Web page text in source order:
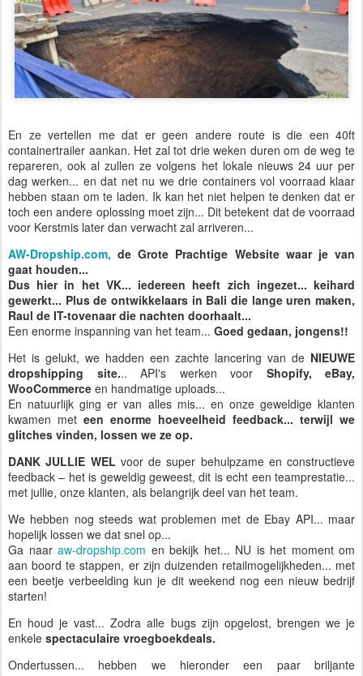
En ze vertellen me dat er geen andere route is die een 40ft
containertrailer aankan. Het zal tot drie weken duren om de weg te
repareren, ook al zullen ze volgens het lokale nieuws 24 uur per
dag werken... en dat net nu we drie containers vol voorraad klaar
hebben staan om te laden. Ik kan het niet helpen te denken dat er
toch een andere oplossing moet zijn... Dit betekent dat de voorraad
voor Kerstmis later dan verwacht zal arriveren...
AW-Dropship.com, de Grote Prachtige Website waar je van
gaat houden...
Dus hier in het VK... iedereen heeft zich ingezet... keihard
gewerkt... Plus de ontwikkelaars in Bali die lange uren maken,
Raul de IT-tovenaar die nachten doorhaalt...
Een enorme inspanning van het team... Goed gedaan, jongens!!
Het is gelukt, we hadden een zachte lancering van de NIEUWE
dropshipping site... API's werken voor Shopify, eBay,
WooCommerce en handmatige uploads...
En natuurlijk ging er van alles mis... en onze geweldige klanten
kwamen met een enorme hoeveelheid feedback... terwijl we
glitches vinden, lossen we ze op.
DANK JULLIE WEL voor de super behulpzame en constructieve
feedback – het is geweldig geweest, dit is echt een teamprestatie...
met jullie, onze klanten, als belangrijk deel van het team.
We hebben nog steeds wat problemen met de Ebay API... maar
hopelijk lossen we dat snel op...
Ga naar aw-dropship.com en bekijk het... NU is het moment om
aan boord te stappen, er zijn duizenden retailmogelijkheden... met
een beetje verbeelding kun je dit weekend nog een nieuw bedrijf
starten!
En houd je vast... Zodra alle bugs zijn opgelost, brengen we je
enkele spectaculaire vroegboekdeals.
Ondertussen... hebben we hieronder een paar briljante